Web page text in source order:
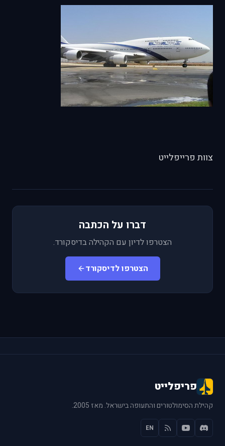
צוות פרייפלייט
דברו על הכתבה
הצטרפו לדיון עם הקהילה בדיסקורד.
הצטרפו לדיסקורד
פריפלייט
קהילת הסימולטורים והתעופה בישראל. מאז 2005.
EN